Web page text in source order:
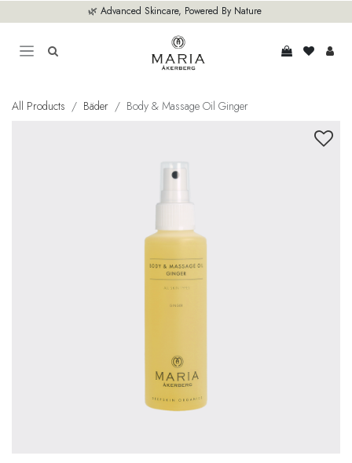
🌿 Advanced Skincare, Powered By Nature
All Products Bäder Body & Massage Oil Ginger